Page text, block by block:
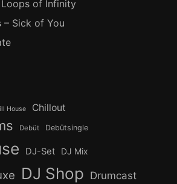
of Infinity
– Sick of You
House Chillout
Debüt Debütsingle
DJ-Set DJ Mix
DJ Shop Drumcast